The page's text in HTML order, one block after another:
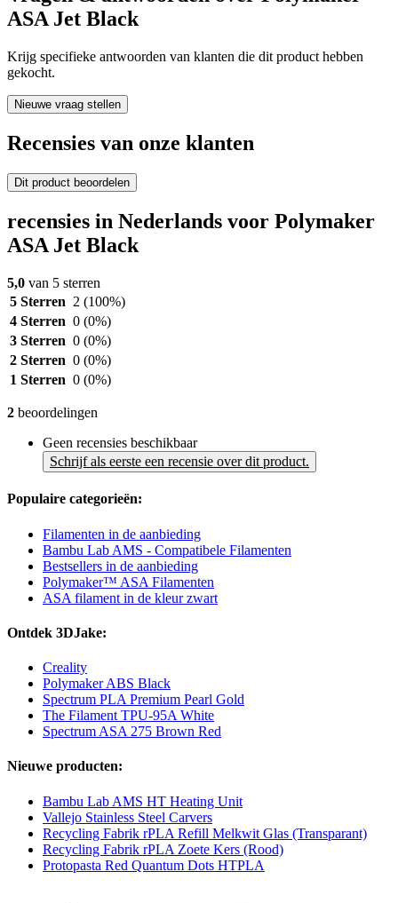
ASA Jet Black
Krijg specifieke antwoorden van klanten die dit product hebben
gekocht.
Nieuwe vraag stellen
Recensies van onze klanten
Dit product beoordelen
recensies in Nederlands voor Polymaker
ASA Jet Black
5,0 van 5 sterren
5 Sterren 2 (100%)
4 Sterren 0 (0%)
3 Sterren 0 (0%)
2 Sterren 0 (0%)
1 Sterren 0 (0%)
2 beoordelingen
Geen recensies beschikbaar
Schrijf als eerste een recensie over dit product.
Populaire categorieën:
Filamenten in de aanbieding
Bambu Lab AMS - Compatibele Filamenten
Bestsellers in de aanbieding
Polymaker™ ASA Filamenten
ASA filament in de kleur zwart
Ontdek 3DJake:
Creality
Polymaker ABS Black
Spectrum PLA Premium Pearl Gold
The Filament TPU-95A White
Spectrum ASA 275 Brown Red
Nieuwe producten:
Bambu Lab AMS HT Heating Unit
Vallejo Stainless Steel Carvers
Recycling Fabrik rPLA Refill Melkwit Glas (Transparant)
Recycling Fabrik rPLA Zoete Kers (Rood)
Protopasta Red Quantum Dots HTPLA